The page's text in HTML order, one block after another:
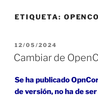
ETIQUETA:
PUBLICADO
EL
12/05/2024
Cambiar de
Se ha publicado
de versión, no ha de